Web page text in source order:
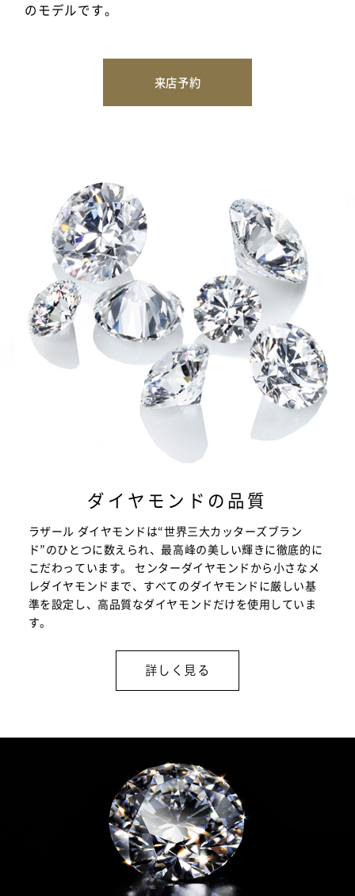
のモデルです。
来店予約
ダイヤモンドの品質
ラザール ダイヤモンドは“世界三大カッターズブラン
ド”のひとつに数えられ、最高峰の美しい輝きに徹底的に
こだわっています。 センターダイヤモンドから小さなメ
レダイヤモンドまで、すべてのダイヤモンドに厳しい基
準を設定し、高品質なダイヤモンドだけを使用していま
す。
詳しく見る